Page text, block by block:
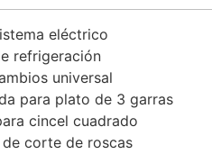
eléctrico
refrigeración
universal
para plato de 3 garras
cincel cuadrado
de corte de roscas